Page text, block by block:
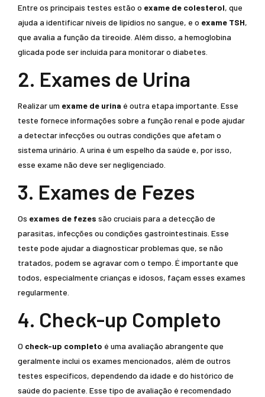
Entre os principais testes estão o exame de colesterol, que
ajuda a identificar níveis de lipídios no sangue, e o exame TSH,
que avalia a função da tireoide. Além disso, a hemoglobina
glicada pode ser incluída para monitorar o diabetes.
2. Exames de Urina
Realizar um exame de urina é outra etapa importante. Esse
teste fornece informações sobre a função renal e pode ajudar
a detectar infecções ou outras condições que afetam o
sistema urinário. A urina é um espelho da saúde e, por isso,
esse exame não deve ser negligenciado.
3. Exames de Fezes
Os exames de fezes são cruciais para a detecção de
parasitas, infecções ou condições gastrointestinais. Esse
teste pode ajudar a diagnosticar problemas que, se não
tratados, podem se agravar com o tempo. É importante que
todos, especialmente crianças e idosos, façam esses exames
regularmente.
4. Check-up Completo
O check-up completo é uma avaliação abrangente que
geralmente inclui os exames mencionados, além de outros
testes específicos, dependendo da idade e do histórico de
saúde do paciente. Esse tipo de avaliação é recomendado